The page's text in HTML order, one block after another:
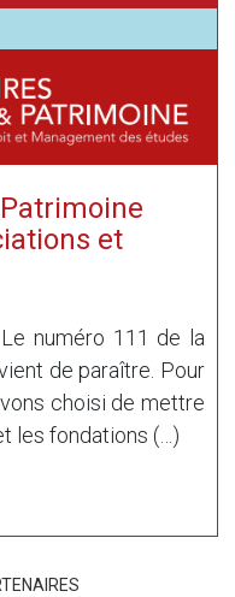
et
numéro 111 de la
de paraître. Pour
choisi de mettre
les fondations (…)